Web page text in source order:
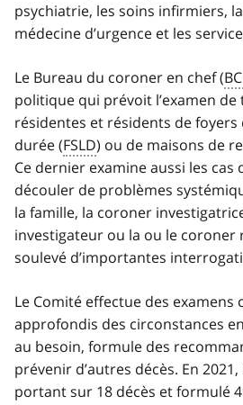
psychiatrie, les soins infirmiers,
médecine d’urgence et les
Le Bureau du coroner en chef (
politique qui prévoit l’examen
résidentes et résidents de foyers
durée (FSLD) ou de maisons de
Ce dernier examine aussi les
découler de problèmes
la famille, la coroner
investigateur ou la ou le
soulevé d’importantes
Le Comité effectue des examens
approfondis des circonstances
au besoin, formule des
prévenir d’autres décès. En
portant sur 18 décès et formulé